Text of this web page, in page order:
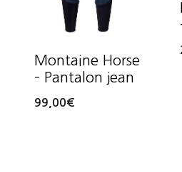
Montaine Horse
– Pantalon jean
99,00€